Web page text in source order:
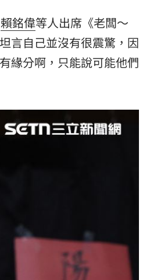
賴銘偉等人出席《老闆～
言自己並沒有很震驚，因
緣分啊，只能說可能他們